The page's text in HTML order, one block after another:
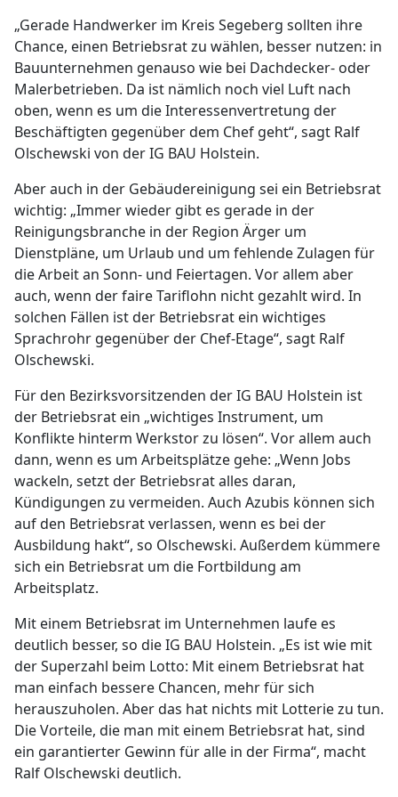
„Gerade Handwerker im Kreis Segeberg sollten ihre
Chance, einen Betriebsrat zu wählen, besser nutzen: in
Bauunternehmen genauso wie bei Dachdecker- oder
Malerbetrieben. Da ist nämlich noch viel Luft nach
oben, wenn es um die Interessenvertretung der
Beschäftigten gegenüber dem Chef geht“, sagt Ralf
Olschewski von der IG BAU Holstein.
Aber auch in der Gebäudereinigung sei ein Betriebsrat
wichtig: „Immer wieder gibt es gerade in der
Reinigungsbranche in der Region Ärger um
Dienstpläne, um Urlaub und um fehlende Zulagen für
die Arbeit an Sonn- und Feiertagen. Vor allem aber
auch, wenn der faire Tariflohn nicht gezahlt wird. In
solchen Fällen ist der Betriebsrat ein wichtiges
Sprachrohr gegenüber der Chef-Etage“, sagt Ralf
Olschewski.
Für den Bezirksvorsitzenden der IG BAU Holstein ist
der Betriebsrat ein „wichtiges Instrument, um
Konflikte hinterm Werkstor zu lösen“. Vor allem auch
dann, wenn es um Arbeitsplätze gehe: „Wenn Jobs
wackeln, setzt der Betriebsrat alles daran,
Kündigungen zu vermeiden. Auch Azubis können sich
auf den Betriebsrat verlassen, wenn es bei der
Ausbildung hakt“, so Olschewski. Außerdem kümmere
sich ein Betriebsrat um die Fortbildung am
Arbeitsplatz.
Mit einem Betriebsrat im Unternehmen laufe es
deutlich besser, so die IG BAU Holstein. „Es ist wie mit
der Superzahl beim Lotto: Mit einem Betriebsrat hat
man einfach bessere Chancen, mehr für sich
herauszuholen. Aber das hat nichts mit Lotterie zu tun.
Die Vorteile, die man mit einem Betriebsrat hat, sind
ein garantierter Gewinn für alle in der Firma“, macht
Ralf Olschewski deutlich.